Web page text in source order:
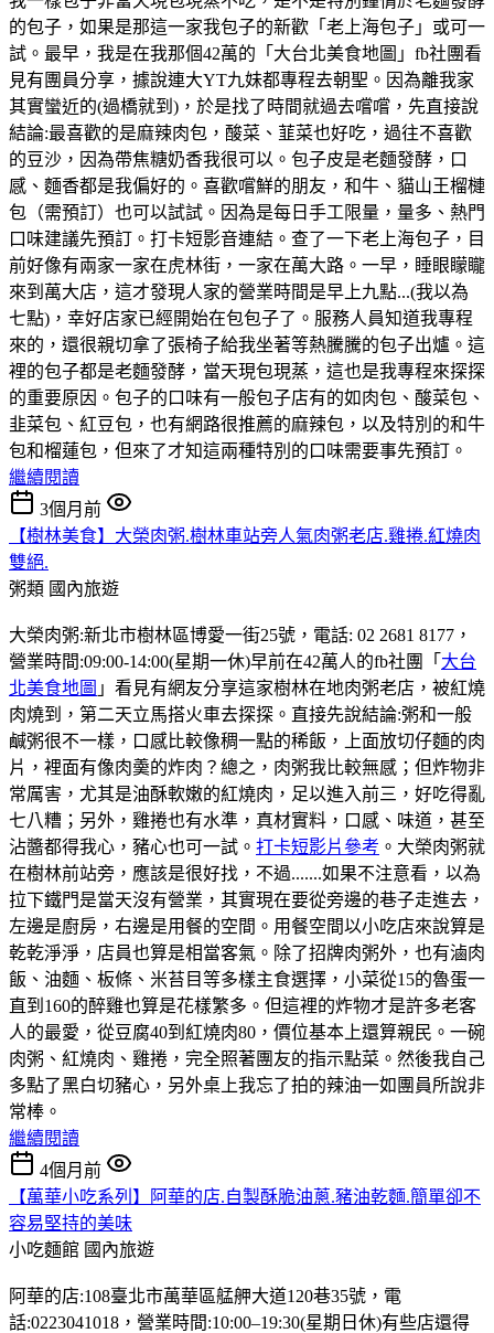
的包子，如果是那這一家我包子的新歡「老上海包子」或可一
試。最早，我是在我那個42萬的「大台北美食地圖」fb社團看
見有團員分享，據說連大YT九妹都專程去朝聖。因為離我家
其實蠻近的(過橋就到)，於是找了時間就過去嚐嚐，先直接說
結論:最喜歡的是麻辣肉包，酸菜、韮菜也好吃，過往不喜歡
的豆沙，因為帶焦糖奶香我很可以。包子皮是老麵發酵，口
感、麵香都是我偏好的。喜歡嚐鮮的朋友，和牛、貓山王榴槤
包（需預訂）也可以試試。因為是每日手工限量，量多、熱門
口味建議先預訂。打卡短影音連結。查了一下老上海包子，目
前好像有兩家一家在虎林街，一家在萬大路。一早，睡眼矇矓
來到萬大店，這才發現人家的營業時間是早上九點...(我以為
七點)，幸好店家已經開始在包包子了。服務人員知道我專程
來的，還很親切拿了張椅子給我坐著等熱騰騰的包子出爐。這
裡的包子都是老麵發酵，當天現包現蒸，這也是我專程來探探
的重要原因。包子的口味有一般包子店有的如肉包、酸菜包、
韭菜包、紅豆包，也有網路很推薦的麻辣包，以及特別的和牛
包和榴蓮包，但來了才知這兩種特別的口味需要事先預訂。
繼續閱讀
3個月前
【樹林美食】大榮肉粥.樹林車站旁人氣肉粥老店.雞捲.紅燒肉
雙絕.
粥類 國內旅遊
大榮肉粥:新北市樹林區博愛一街25號，電話: 02 2681 8177，
營業時間:09:00-14:00(星期一休)早前在42萬人的fb社團「 大台
北美食地圖 」看見有網友分享這家樹林在地肉粥老店，被紅燒
肉燒到，第二天立馬搭火車去探探。直接先說結論:粥和一般
鹹粥很不一樣，口感比較像稠一點的稀飯，上面放切仔麵的肉
片，裡面有像肉羮的炸肉？總之，肉粥我比較無感；但炸物非
常厲害，尤其是油酥軟嫩的紅燒肉，足以進入前三，好吃得亂
七八糟；另外，雞捲也有水準，真材實料，口感、味道，甚至
沾醬都得我心，豬心也可一試。 打卡短影片參考 。大榮肉粥就
在樹林前站旁，應該是很好找，不過.......如果不注意看，以為
拉下鐵門是當天沒有營業，其實現在要從旁邊的巷子走進去，
左邊是廚房，右邊是用餐的空間。用餐空間以小吃店來說算是
乾乾淨淨，店員也算是相當客氣。除了招牌肉粥外，也有滷肉
飯、油麵、板條、米苔目等多樣主食選擇，小菜從15的魯蛋一
直到160的醉雞也算是花樣繁多。但這裡的炸物才是許多老客
人的最愛，從豆腐40到紅燒肉80，價位基本上還算親民。一碗
肉粥、紅燒肉、雞捲，完全照著團友的指示點菜。然後我自己
多點了黑白切豬心，另外桌上我忘了拍的辣油一如團員所說非
常棒。
繼續閱讀
4個月前
【萬華小吃系列】阿華的店.自製酥脆油蔥.豬油乾麵.簡單卻不
容易堅持的美味
小吃麵館 國內旅遊
阿華的店:108臺北市萬華區艋舺大道120巷35號，電
話:0223041018，營業時間:10:00–19:30(星期日休)有些店還得